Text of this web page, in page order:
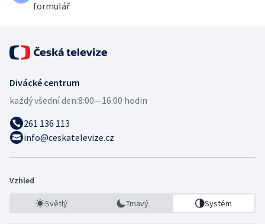
formulář
Divácké centrum
každý všední den:8:00—16:00 hodin
261 136 113
info@ceskatelevize.cz
Vzhled
Světlý Tmavý Systém